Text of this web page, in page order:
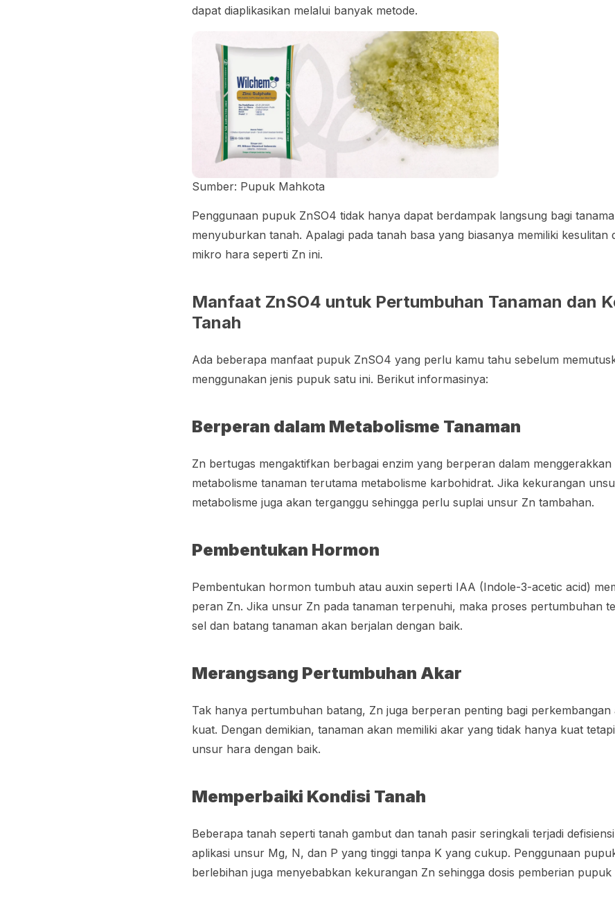
dapat diaplikasikan melalui banyak metode.
Sumber: Pupuk Mahkota
Penggunaan pupuk ZnSO4 tidak hanya dapat berdampak langsung bagi
menyuburkan tanah. Apalagi pada tanah basa yang biasanya memiliki kesulitan
mikro hara seperti Zn ini.
Manfaat ZnSO4 untuk Pertumbuhan Tanaman dan
Tanah
Ada beberapa manfaat pupuk ZnSO4 yang perlu kamu tahu sebelum
menggunakan jenis pupuk satu ini. Berikut informasinya:
Berperan dalam Metabolisme Tanaman
Zn bertugas mengaktifkan berbagai enzim yang berperan dalam menggerakkan
metabolisme tanaman terutama metabolisme karbohidrat. Jika kekurangan
metabolisme juga akan terganggu sehingga perlu suplai unsur Zn tambahan.
Pembentukan Hormon
Pembentukan hormon tumbuh atau auxin seperti IAA (Indole-3-acetic acid)
peran Zn. Jika unsur Zn pada tanaman terpenuhi, maka proses pertumbuhan
sel dan batang tanaman akan berjalan dengan baik.
Merangsang Pertumbuhan Akar
Tak hanya pertumbuhan batang, Zn juga berperan penting bagi perkembangan
kuat. Dengan demikian, tanaman akan memiliki akar yang tidak hanya kuat
unsur hara dengan baik.
Memperbaiki Kondisi Tanah
Beberapa tanah seperti tanah gambut dan tanah pasir seringkali terjadi
aplikasi unsur Mg, N, dan P yang tinggi tanpa K yang cukup. Penggunaan
berlebihan juga menyebabkan kekurangan Zn sehingga dosis pemberian